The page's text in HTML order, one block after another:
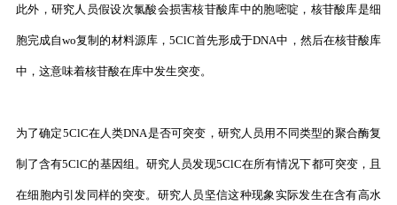
此外，研究人员假设次氯酸会损害核苷酸库中的胞嘧啶，核苷酸库是细
胞完成自wo复制的材料源库，5ClC首先形成于DNA中，然后在核苷酸库
中，这意味着核苷酸在库中发生突变。
为了确定5ClC在人类DNA是否可突变，研究人员用不同类型的聚合酶复
制了含有5ClC的基因组。研究人员发现5ClC在所有情况下都可突变，且
在细胞内引发同样的突变。研究人员坚信这种现象实际发生在含有高水